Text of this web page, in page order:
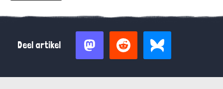
Deel artikel